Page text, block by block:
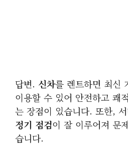
답변. 신차를 렌트하면 최신
이용할 수 있어 안전하고 쾌
는 장점이 있습니다. 또한,
정기 점검이 잘 이루어져 문
습니다.